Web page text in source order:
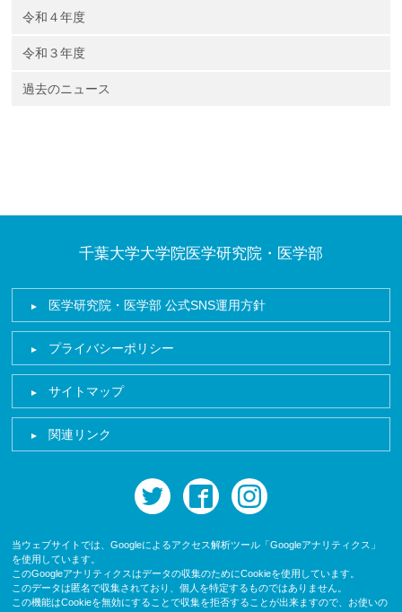
令和４年度
令和３年度
過去のニュース
千葉大学大学院医学研究院・医学部
医学研究院・医学部 公式SNS運用方針
プライバシーポリシー
サイトマップ
関連リンク
twitter facebook
当ウェブサイトでは、Googleによるアクセス解析ツール「Googleアナリティクス」
を使用しています。
このGoogleアナリティクスはデータの収集のためにCookieを使用しています。
このデータは匿名で収集されており、個人を特定するものではありません。
この機能はCookieを無効にすることで収集を拒否することが出来ますので、お使いの